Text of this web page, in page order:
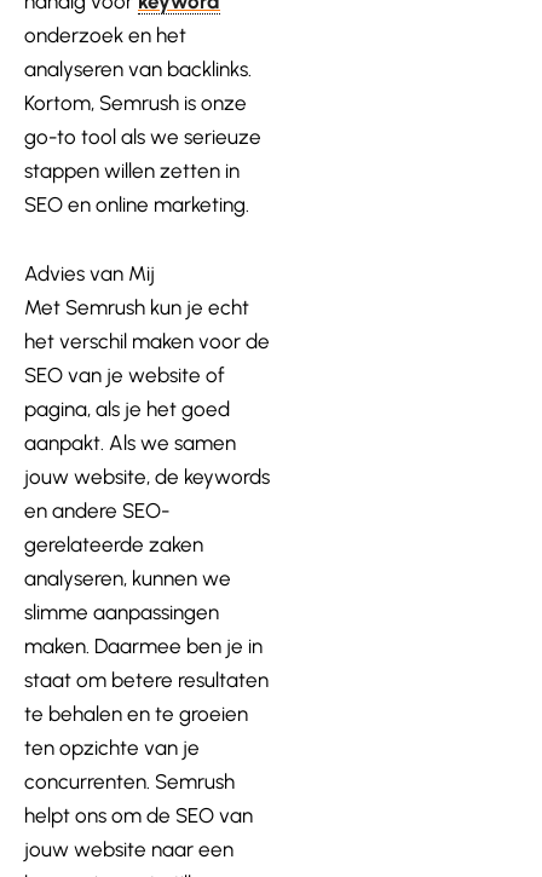
onderzoek en het
analyseren van backlinks.
Kortom, Semrush is onze
go-to tool als we serieuze
stappen willen zetten in
SEO en online marketing.
Advies van Mij
Met Semrush kun je echt
het verschil maken voor de
SEO van je website of
pagina, als je het goed
aanpakt. Als we samen
jouw website, de keywords
en andere SEO-
gerelateerde zaken
analyseren, kunnen we
slimme aanpassingen
maken. Daarmee ben je in
staat om betere resultaten
te behalen en te groeien
ten opzichte van je
concurrenten. Semrush
helpt ons om de SEO van
jouw website naar een